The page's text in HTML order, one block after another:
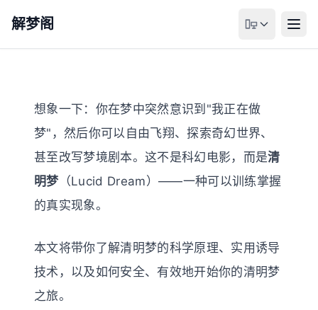
解梦阁
想象一下：你在梦中突然意识到"我正在做
梦"，然后你可以自由飞翔、探索奇幻世界、
甚至改写梦境剧本。这不是科幻电影，而是清
明梦（Lucid Dream）——一种可以训练掌握
的真实现象。
本文将带你了解清明梦的科学原理、实用诱导
技术，以及如何安全、有效地开始你的清明梦
之旅。